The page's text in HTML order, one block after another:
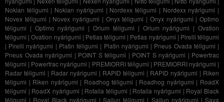
Nokian téligumi | Nokian nyárigumi | Nordexx téligumi | Nordexx nyárigumi |
Novex téligumi | Novex nyárigumi | Onyx téligumi | Onyx nyárigumi | Optimo
téligumi | Optimo nyárigumi |Orium téligumi | Orium nyárigumi |Ovation
téligumi |Ovation nyárigumi | Petlas téligumi | Petlas nyárigumi | Pirelli téligumi
| Pirelli nyárigumi | Platin téligumi | Platin nyárigumi | Pneus Ovada téligumi |
Pneus Ovada nyárigumi | POINT S téligumi | POINT S nyárigumi | Powertrac
téligumi | Powertrac nyárigumi | PREMIORRI téligumi | PREMIORRI nyárigumi |
Radar téligumi | Radar nyárigumi | RAPID téligumi | RAPID nyárigumi | Riken
téligumi | Riken nyárigumi | Roadhog téligumi | Roadhog nyárigumi | RoadX
téligumi | RoadX nyárigumi | Rotalla téligumi | Rotalla nyárigumi | Royal Black
téligumi | Royal Black nyárigumi |Sailun téligumi | Sailun nyárigumi |Sava